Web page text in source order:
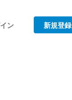
ン 新規登録